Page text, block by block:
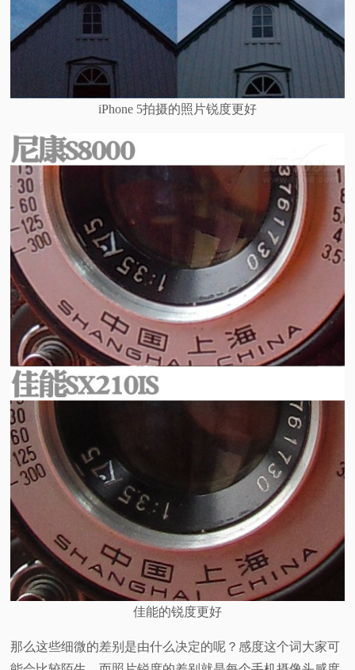
iPhone 5拍摄的照片锐度更好
佳能的锐度更好
那么这些细微的差别是由什么决定的呢？感度这个词大家可